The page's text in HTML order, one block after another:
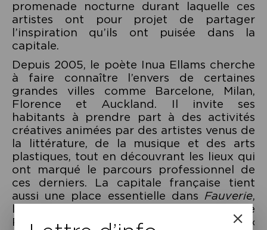
promenade nocturne durant laquelle ces
artistes ont pour projet de partager
l’inspiration qu’ils ont puisée dans la
capitale.
Depuis 2005, le poète Inua Ellams cherche
à faire connaître l’envers de certaines
grandes villes comme Barcelone, Milan,
Florence et Auckland. Il invite ses
habitants à prendre part à des activités
créatives animées par des artistes venus de
la littérature, de la musique et des arts
plastiques, tout en découvrant les lieux qui
ont marqué le parcours professionnel de
ces derniers. La capitale française tient
aussi une place essentielle dans Fauverie,
le recueil de poèmes le plus récent de
Pascale Petit, l’ancienne éditrice de «